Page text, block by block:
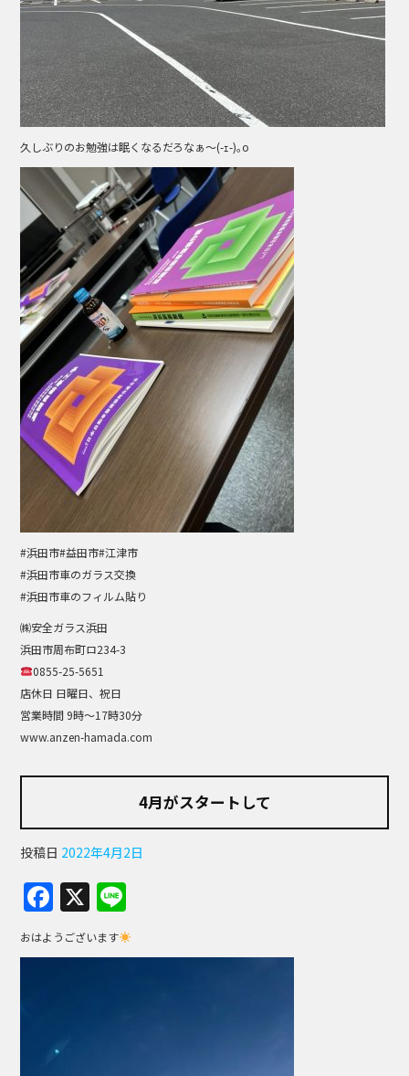
久しぶりのお勉強は眠くなるだろなぁ～(-ｪ-)｡o
#浜田市#益田市#江津市
#浜田市車のガラス交換
#浜田市車のフィルム貼り
㈱安全ガラス浜田
浜田市周布町ロ234-3
0855-25-5651
店休日 日曜日、祝日
営業時間 9時～17時30分
www.anzen-hamada.com
4月がスタートして
投稿日 2022年4月2日
F
a
c
o
X
n
e
おはようございます